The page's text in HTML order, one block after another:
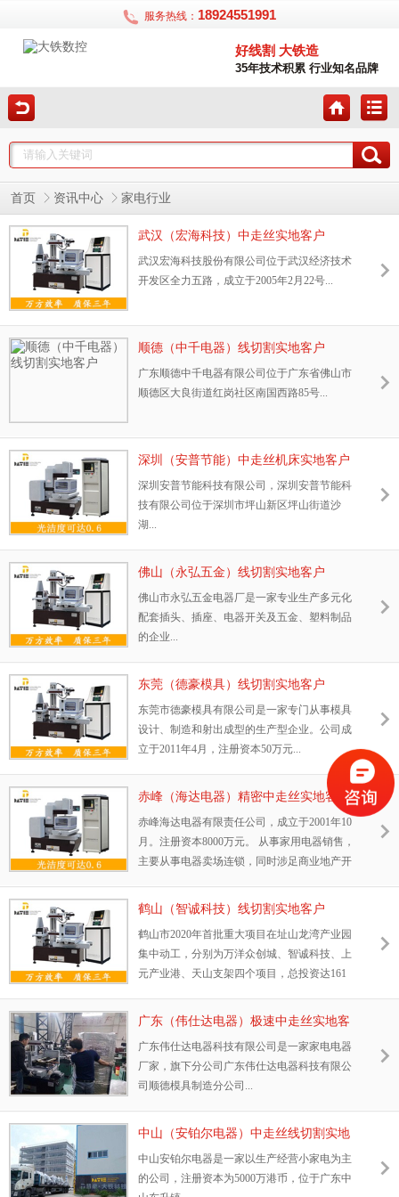
服务热线： 18924551991
好线割 大铁造
35年技术积累 行业知名品牌
首页 资讯中心 家电行业
武汉（宏海科技）中走丝实地客户
武汉宏海科技股份有限公司位于武汉经济技术
开发区全力五路，成立于2005年2月22号...
顺德（中千电器）线切割实地客户
广东顺德中千电器有限公司位于广东省佛山市
顺德区大良街道红岗社区南国西路85号...
深圳（安普节能）中走丝机床实地客户
深圳安普节能科技有限公司，深圳安普节能科
技有限公司位于深圳市坪山新区坪山街道沙
湖...
佛山（永弘五金）线切割实地客户
佛山市永弘五金电器厂是一家专业生产多元化
配套插头、插座、电器开关及五金、塑料制品
的企业...
东莞（德豪模具）线切割实地客户
东莞市德豪模具有限公司是一家专门从事模具
设计、制造和射出成型的生产型企业。公司成
立于2011年4月，注册资本50万元...
赤峰（海达电器）精密中走丝实地客户
赤峰海达电器有限责任公司，成立于2001年10
月。注册资本8000万元。 从事家用电器销售，
主要从事电器卖场连锁，同时涉足商业地产开
域...
鹤山（智诚科技）线切割实地客户
鹤山市2020年首批重大项目在址山龙湾产业园
集中动工，分别为万洋众创城、智诚科技、上
元产业港、天山支架四个项目，总投资达161
广东（伟仕达电器）极速中走丝实地客
户
广东伟仕达电器科技有限公司是一家家电电器
厂家，旗下分公司广东伟仕达电器科技有限公
司顺德模具制造分公司...
中山（安铂尔电器）中走丝线切割实地
客户
中山安铂尔电器是一家以生产经营小家电为主
的公司，注册资本为5000万港币，位于广东中